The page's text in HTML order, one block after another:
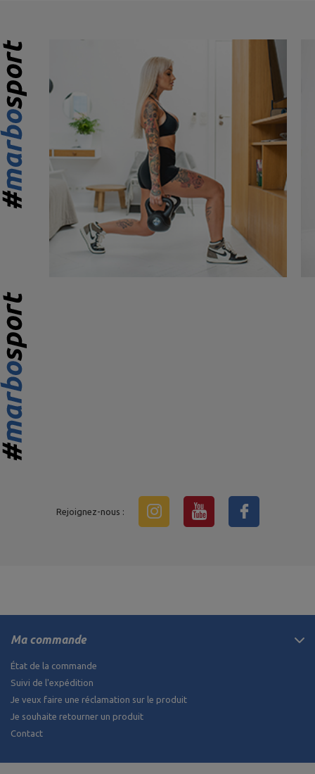
Rejoignez-nous :
Ma commande
État de la commande
Suivi de l'expédition
Je veux faire une réclamation sur le produit
Je souhaite retourner un produit
Contact